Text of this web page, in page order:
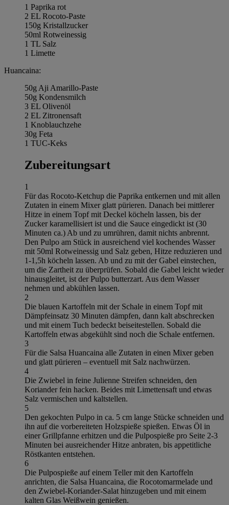
1 Paprika rot
2 EL Rocoto-Paste
150g Kristallzucker
50ml Rotweinessig
1 TL Salz
1 Limette
Huancaina:
50g Aji Amarillo-Paste
50g Kondensmilch
3 EL Olivenöl
2 EL Zitronensaft
1 Knoblauchzehe
30g Feta
1 TUC-Keks
Zubereitungsart
1
Für das Rocoto-Ketchup die Paprika entkernen und mit allen
Zutaten in einem Mixer glatt pürieren. Danach bei mittlerer
Hitze in einem Topf mit Deckel köcheln lassen, bis der
Zucker karamellisiert ist und die Sauce eingedickt ist (30
Minuten ca.) Ab und zu umrühren, damit nichts anbrennt.
Den Pulpo am Stück in ausreichend viel kochendes Wasser
mit 50ml Rotweinessig und Salz geben, Hitze reduzieren und
1-1,5h köcheln lassen. Ab und zu mit der Gabel einstechen,
um die Zartheit zu überprüfen. Sobald die Gabel leicht wieder
hinausgleitet, ist der Pulpo butterzart. Aus dem Wasser
nehmen und abkühlen lassen.
2
Die blauen Kartoffeln mit der Schale in einem Topf mit
Dämpfeinsatz 30 Minuten dämpfen, dann kalt abschrecken
und mit einem Tuch bedeckt beiseitestellen. Sobald die
Kartoffeln etwas abgekühlt sind noch die Schale entfernen.
3
Für die Salsa Huancaina alle Zutaten in einen Mixer geben
und glatt pürieren – eventuell mit Salz nachwürzen.
4
Die Zwiebel in feine Julienne Streifen schneiden, den
Koriander fein hacken. Beides mit Limettensaft und etwas
Salz vermischen und kaltstellen.
5
Den gekochten Pulpo in ca. 5 cm lange Stücke schneiden und
ihn auf die vorbereiteten Holzspieße spießen. Etwas Öl in
einer Grillpfanne erhitzen und die Pulpospieße pro Seite 2-3
Minuten bei ausreichender Hitze anbraten, bis appetitliche
Röstkanten entstehen.
6
Die Pulpospieße auf einem Teller mit den Kartoffeln
anrichten, die Salsa Huancaina, die Rocotomarmelade und
den Zwiebel-Koriander-Salat hinzugeben und mit einem
kalten Glas Weißwein genießen.